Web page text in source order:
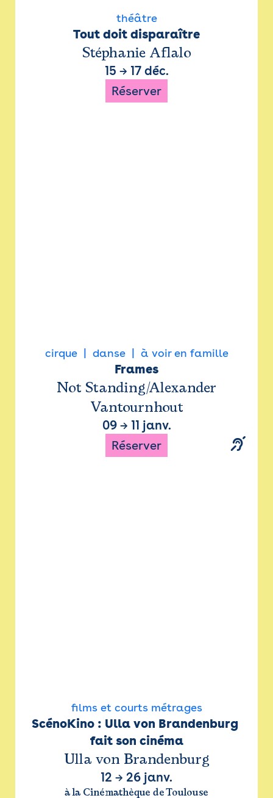
théâtre
Tout doit disparaître
Stéphanie Aflalo
15 → 17 déc.
Réserver
cirque danse à voir en famille
Frames
Not Standing/Alexander
Vantournhout
09→ 11 janv.
Réserver
films et courts métrages
ScénoKino : Ulla von Brandenburg
fait son cinéma
Ulla von Brandenburg
12 → 26 janv.
à la Cinémathèque de Toulouse